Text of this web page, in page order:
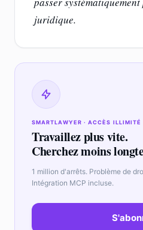
juridique.
SMARTLAWYER · ACCÈS ILLIMITÉ
Travaillez plus vite.
Cherchez moins
1 million d'arrêts. Problème de
Intégration MCP incluse.